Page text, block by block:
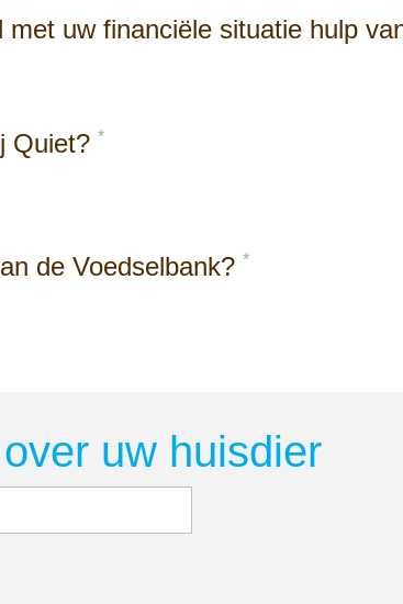
met uw financiële situatie hulp
Quiet? *
de Voedselbank? *
uw huisdier